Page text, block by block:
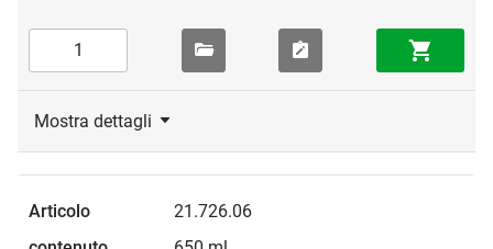
Mostra dettagli
21.726.06